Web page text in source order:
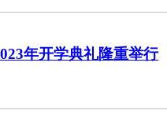
年开学典礼隆重举行